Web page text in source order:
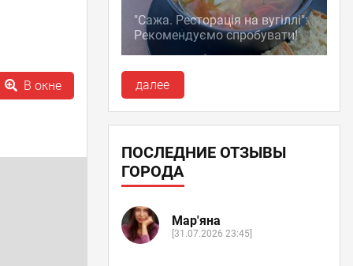
В окне
"Сажа. Ресторація на вугіллі":
Рекомендуємо спробувати!
далее
ПОСЛЕДНИЕ ОТЗЫВЫ
ГОРОДА
Мар'яна
[31.07.2026 23:45]